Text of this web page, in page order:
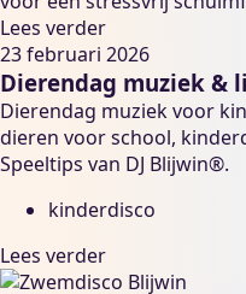
Lees verder
23 februari 2026
Dierendag muziek &
Dierendag muziek voor
dieren voor school,
Speeltips van DJ Blijwin®.
kinderdisco
Lees verder